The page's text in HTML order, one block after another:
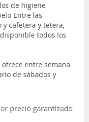
de higiene
Entre las
y cafetera y tetera,
todos los
entre semana
de sábados y
precio garantizado